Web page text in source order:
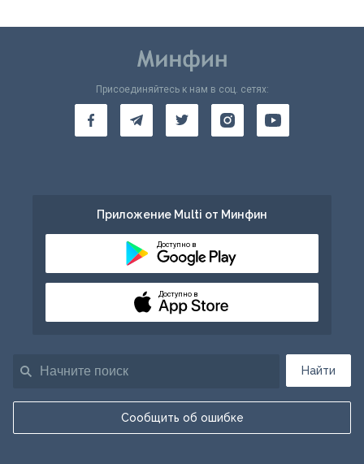
Найти
Сообщить об ошибке
Присоединяйтесь к нам в соц. сетях:
Приложение Multi от Минфин
Доступно в
Доступно в